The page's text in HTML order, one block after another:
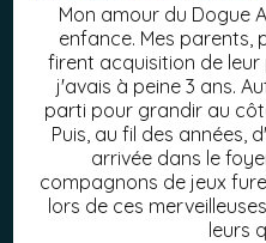
Mon amour du Dogue
enfance. Mes parents,
firent acquisition de
j'avais à peine 3 ans.
parti pour grandir au
Puis, au fil des années,
arrivée dans le
compagnons de jeux
lors de ces
leurs